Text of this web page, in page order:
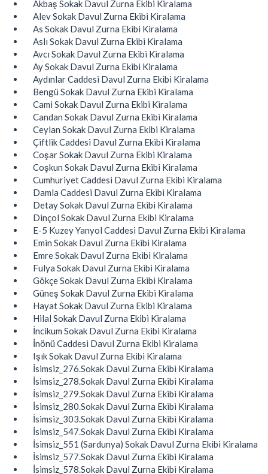
Akbaş Sokak Davul Zurna Ekibi Kiralama
Alev Sokak Davul Zurna Ekibi Kiralama
As Sokak Davul Zurna Ekibi Kiralama
Aslı Sokak Davul Zurna Ekibi Kiralama
Avcı Sokak Davul Zurna Ekibi Kiralama
Ay Sokak Davul Zurna Ekibi Kiralama
Aydınlar Caddesi Davul Zurna Ekibi Kiralama
Bengü Sokak Davul Zurna Ekibi Kiralama
Cami Sokak Davul Zurna Ekibi Kiralama
Candan Sokak Davul Zurna Ekibi Kiralama
Ceylan Sokak Davul Zurna Ekibi Kiralama
Çiftlik Caddesi Davul Zurna Ekibi Kiralama
Coşar Sokak Davul Zurna Ekibi Kiralama
Coşkun Sokak Davul Zurna Ekibi Kiralama
Cumhuriyet Caddesi Davul Zurna Ekibi Kiralama
Damla Caddesi Davul Zurna Ekibi Kiralama
Detay Sokak Davul Zurna Ekibi Kiralama
Dinçol Sokak Davul Zurna Ekibi Kiralama
E-5 Kuzey Yanyol Caddesi Davul Zurna Ekibi Kiralama
Emin Sokak Davul Zurna Ekibi Kiralama
Emre Sokak Davul Zurna Ekibi Kiralama
Fulya Sokak Davul Zurna Ekibi Kiralama
Gökçe Sokak Davul Zurna Ekibi Kiralama
Güneş Sokak Davul Zurna Ekibi Kiralama
Hayat Sokak Davul Zurna Ekibi Kiralama
Hilal Sokak Davul Zurna Ekibi Kiralama
İncikum Sokak Davul Zurna Ekibi Kiralama
İnönü Caddesi Davul Zurna Ekibi Kiralama
Işık Sokak Davul Zurna Ekibi Kiralama
İsimsiz_276.Sokak Davul Zurna Ekibi Kiralama
İsimsiz_278.Sokak Davul Zurna Ekibi Kiralama
İsimsiz_279.Sokak Davul Zurna Ekibi Kiralama
İsimsiz_280.Sokak Davul Zurna Ekibi Kiralama
İsimsiz_303.Sokak Davul Zurna Ekibi Kiralama
İsimsiz_547.Sokak Davul Zurna Ekibi Kiralama
İsimsiz_551 (Sardunya) Sokak Davul Zurna Ekibi Kiralama
İsimsiz_577.Sokak Davul Zurna Ekibi Kiralama
İsimsiz_578.Sokak Davul Zurna Ekibi Kiralama